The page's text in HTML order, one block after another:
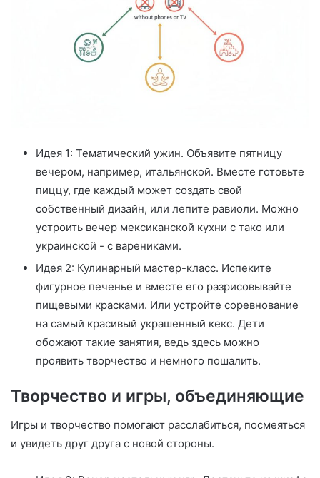
Идея 1: Тематический ужин. Объявите пятницу
вечером, например, итальянской. Вместе готовьте
пиццу, где каждый может создать свой
собственный дизайн, или лепите равиоли. Можно
устроить вечер мексиканской кухни с тако или
украинской - с варениками.
Идея 2: Кулинарный мастер-класс. Испеките
фигурное печенье и вместе его разрисовывайте
пищевыми красками. Или устройте соревнование
на самый красивый украшенный кекс. Дети
обожают такие занятия, ведь здесь можно
проявить творчество и немного пошалить.
Творчество и игры, объединяющие
Игры и творчество помогают расслабиться, посмеяться
и увидеть друг друга с новой стороны.